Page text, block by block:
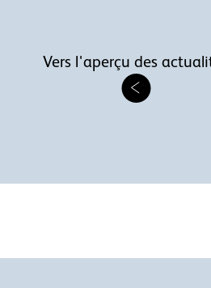
Vers l'aperçu des